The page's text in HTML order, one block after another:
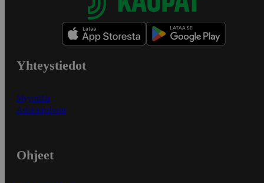
Yhteystiedot
Myymälät
Asiakaspalvelu
Ohjeet